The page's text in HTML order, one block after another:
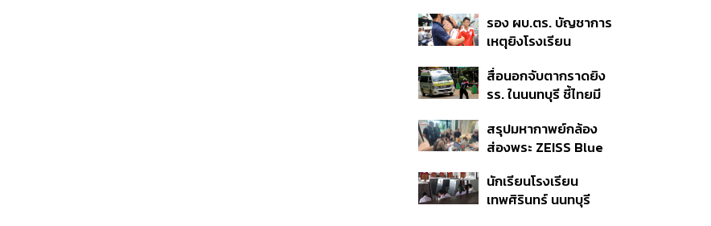
ปฏิรูปสีกากี กับ
พล.ต.อ. เอก อังสนา
นนท์
รอง ผบ.ตร. บัญชาการ
เหตุยิงโรงเรียน
ค้นหา 2 รอบยืนยันไร้คน
ติดค้าง พบศพปู่-ย่าที่
สื่อนอกจับตากราดยิง
รร. ในนนทบุรี ชี้ไทยมี
ในระดับต้นของภูมิภาค
สรุปมหากาพย์กล้อง
ส่องพระ ZEISS Blue
ผลิต 8.3 ล้าน สู่ข้อ
พิพาท ‘มาเวลล์ฯ’ ฟ้อง
นักเรียนโรงเรียน
เทพศิรินทร์ นนทบุรี